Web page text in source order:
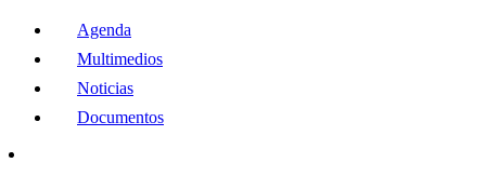
Agenda
Multimedios
Noticias
Documentos